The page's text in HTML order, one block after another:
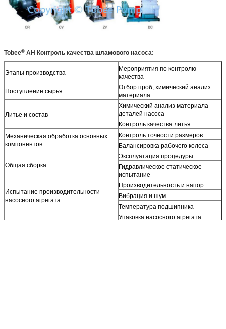
Tobee® AH Контроль качества шламового насоса:
Этапы производства
Мероприятия по контролю
качества
Поступление сырья
Отбор проб, химический анализ
материала
Литье и состав
Химический анализ материала
деталей насоса
Контроль качества литья
Механическая обработка основных
компонентов
Контроль точности размеров
Балансировка рабочего колеса
Общая сборка
Эксплуатация процедуры
Гидравлическое статическое
испытание
Испытание производительности
насосного агрегата
Производительность и напор
Вибрация и шум
Температура подшипника
Упаковка насосного агрегата